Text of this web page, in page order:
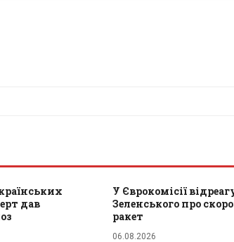
дав
У Єврокомісії
Зеленського про
ракет
06.08.2026